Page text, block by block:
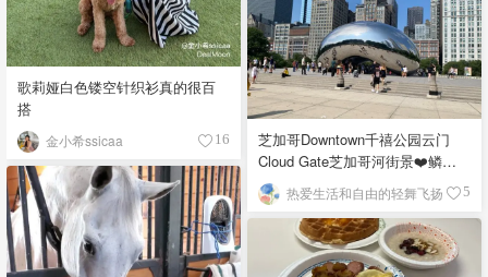
歌莉娅白色镂空针织衫真的很百
搭
金小希ssicaa 16
芝加哥Downtown千禧公园云门
Cloud Gate芝加哥河街景❤️鳞次
栉比的高楼
热爱生活和自由的轻舞飞扬 5